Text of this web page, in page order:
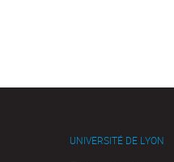
UNIVERSITÉ DE LYON